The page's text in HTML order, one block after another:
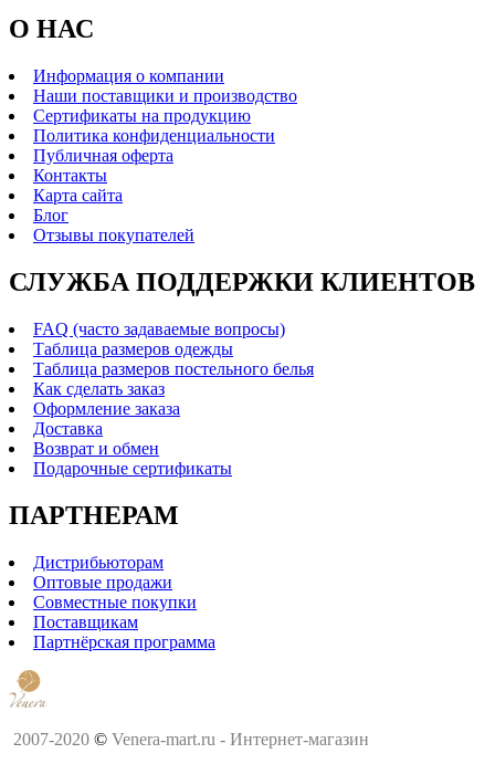
О НАС
Информация о компании
Наши поставщики и производство
Сертификаты на продукцию
Политика конфиденциальности
Публичная оферта
Контакты
Карта сайта
Блог
Отзывы покупателей
СЛУЖБА ПОДДЕРЖКИ КЛИЕНТОВ
FAQ (часто задаваемые вопросы)
Таблица размеров одежды
Таблица размеров постельного белья
Как сделать заказ
Оформление заказа
Доставка
Возврат и обмен
Подарочные сертификаты
ПАРТНЕРАМ
Дистрибьюторам
Оптовые продажи
Совместные покупки
Поставщикам
Партнёрская программа
2007-2020 © Venera-mart.ru - Интернет-магазин